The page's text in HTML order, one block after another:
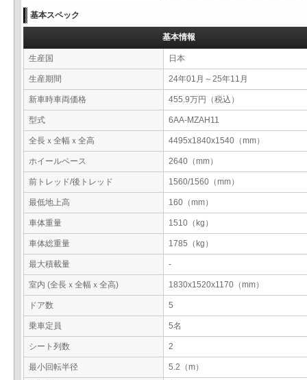
基本スペック
基本情報
生産国 日本
生産期間 24年01月～25年11月
新車時車両価格 455.9万円（税込）
型式 6AA-MZAH11
全長ｘ全幅ｘ全高 4495x1840x1540（mm）
ホイールベース 2640（mm）
前トレッド/後トレッド 1560/1560（mm）
最低地上高 160（mm）
車体重量 1510（kg）
車体総重量 1785（kg）
最大積載量 -
室内 (全長ｘ全幅ｘ全高) 1830x1520x1170（mm）
ドア数 5
乗車定員 5名
シート列数 2
最小回転半径 5.2（m）